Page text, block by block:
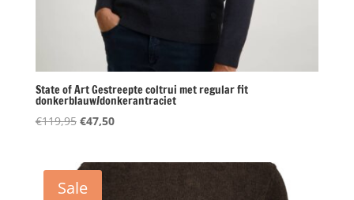
State of Art Gestreepte coltrui met regular fit
donkerblauw/donkerantraciet
€119,95 Oorspronkelijke
€119,95.
€47,50Huidige
Sale